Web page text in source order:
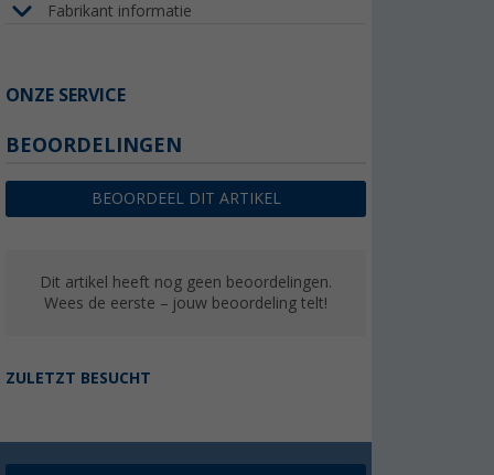
Fabrikant informatie
ONZE SERVICE
BEOORDELINGEN
BEOORDEEL DIT ARTIKEL
Dit artikel heeft nog geen beoordelingen.
Wees de eerste – jouw beoordeling telt!
ZULETZT BESUCHT